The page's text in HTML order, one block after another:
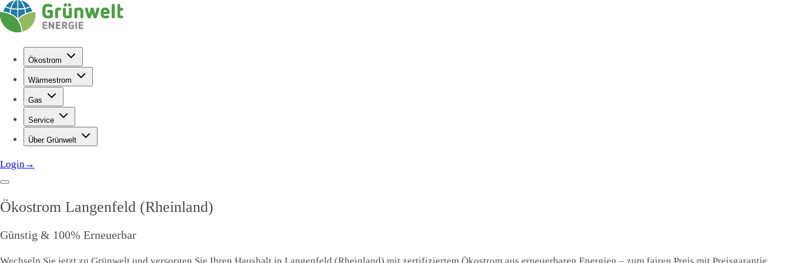
Ökostrom
Wärmestrom
Gas
Service
Über Grünwelt
Login→
Ökostrom Langenfeld (Rheinland)
Günstig & 100% Erneuerbar